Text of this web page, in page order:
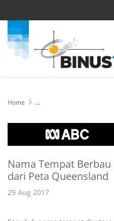
Home
Nama Tempat
dari Peta Queensland
29 Aug 2017